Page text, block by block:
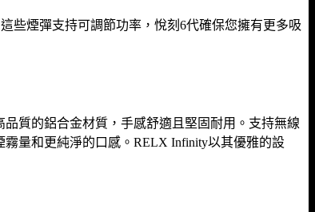
些煙彈支持可調節功率，悅刻6代確保您擁有更多吸
質的鋁合金材質，手感舒適且堅固耐用。支持無線
量和更純淨的口感。RELX Infinity以其優雅的設